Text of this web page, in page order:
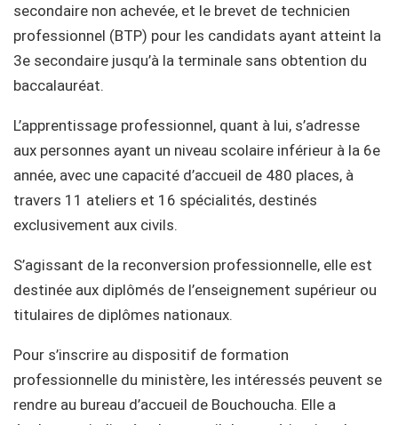
secondaire non achevée, et le brevet de technicien
professionnel (BTP) pour les candidats ayant atteint la
3e secondaire jusqu’à la terminale sans obtention du
baccalauréat.
L’apprentissage professionnel, quant à lui, s’adresse
aux personnes ayant un niveau scolaire inférieur à la 6e
année, avec une capacité d’accueil de 480 places, à
travers 11 ateliers et 16 spécialités, destinés
exclusivement aux civils.
S’agissant de la reconversion professionnelle, elle est
destinée aux diplômés de l’enseignement supérieur ou
titulaires de diplômes nationaux.
Pour s’inscrire au dispositif de formation
professionnelle du ministère, les intéressés peuvent se
rendre au bureau d’accueil de Bouchoucha. Elle a